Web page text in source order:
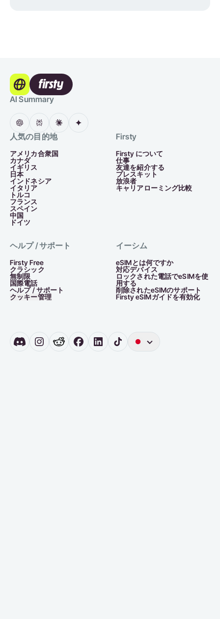
AI Summary
人気の目的地
アメリカ合衆国
カナダ
イギリス
日本
インドネシア
イタリア
トルコ
フランス
スペイン
中国
ドイツ
Firsty
Firsty について
仕事
友達を紹介する
プレスキット
放浪者
キャリアローミング比較
ヘルプ / サポート
Firsty Free
クラシック
無制限
国際電話
ヘルプ / サポート
クッキー管理
イーシム
eSIMとは何ですか
対応デバイス
ロックされた電話でeSIMを使
用する
削除されたeSIMのサポート
Firsty eSIMガイドを有効化